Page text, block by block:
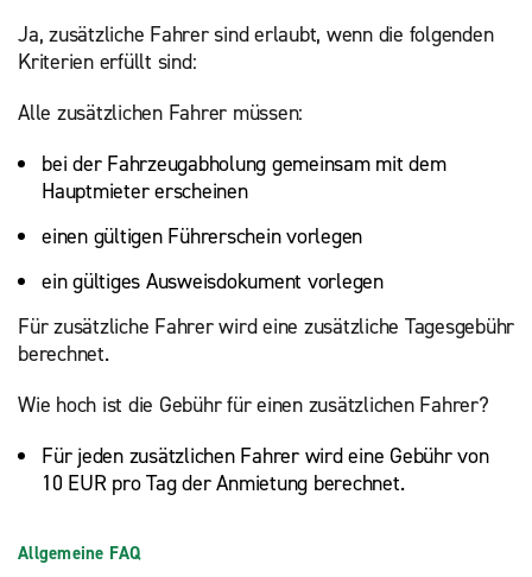
Ja, zusätzliche Fahrer sind erlaubt, wenn die folgenden
Kriterien erfüllt sind:
Alle zusätzlichen Fahrer müssen:
bei der Fahrzeugabholung gemeinsam mit dem
Hauptmieter erscheinen
einen gültigen Führerschein vorlegen
ein gültiges Ausweisdokument vorlegen
Für zusätzliche Fahrer wird eine zusätzliche Tagesgebühr
berechnet.
Wie hoch ist die Gebühr für einen zusätzlichen Fahrer?
Für jeden zusätzlichen Fahrer wird eine Gebühr von
10 EUR pro Tag der Anmietung berechnet.
Allgemeine FAQ